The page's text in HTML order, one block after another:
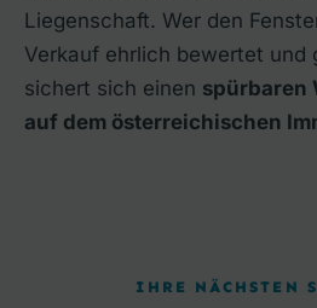
Liegenschaft. Wer den
Verkauf ehrlich bewertet und
sichert sich einen spürbaren
auf dem österreichischen
IHRE NÄCHSTEN